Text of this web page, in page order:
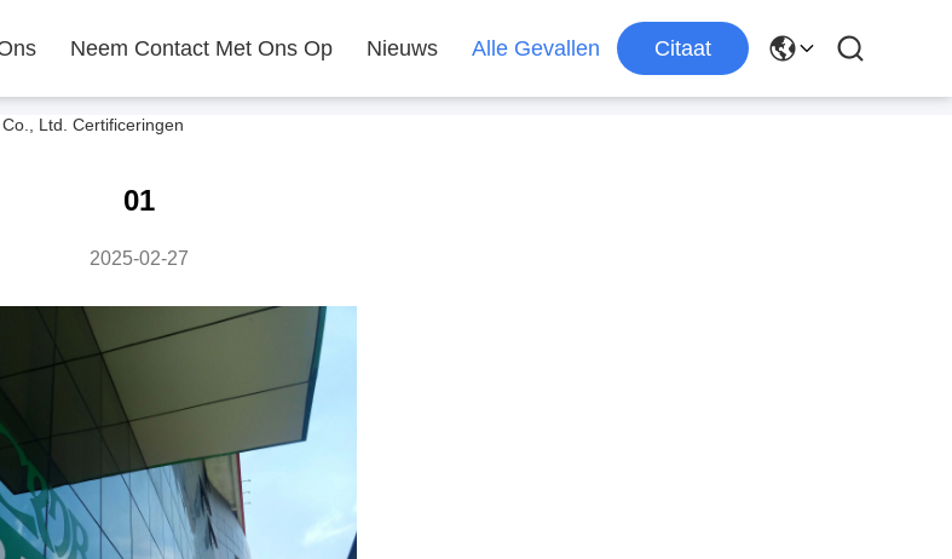
Neem Contact Met Ons Op Nieuws Alle Gevallen Citaat
Ltd. Certificeringen
01
2025-02-27